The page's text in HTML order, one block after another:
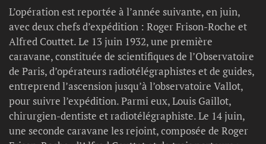
L’opération est reportée à l’année suivante, en juin,
avec deux chefs d’expédition : Roger Frison-Roche et
Alfred Couttet. Le 13 juin 1932, une première
caravane, constituée de scientifiques de l’Observatoire
de Paris, d’opérateurs radiotélégraphistes et de guides,
entreprend l’ascension jusqu’à l’observatoire Vallot,
pour suivre l’expédition. Parmi eux, Louis Gaillot,
chirurgien-dentiste et radiotélégraphiste. Le 14 juin,
une seconde caravane les rejoint, composée de Roger